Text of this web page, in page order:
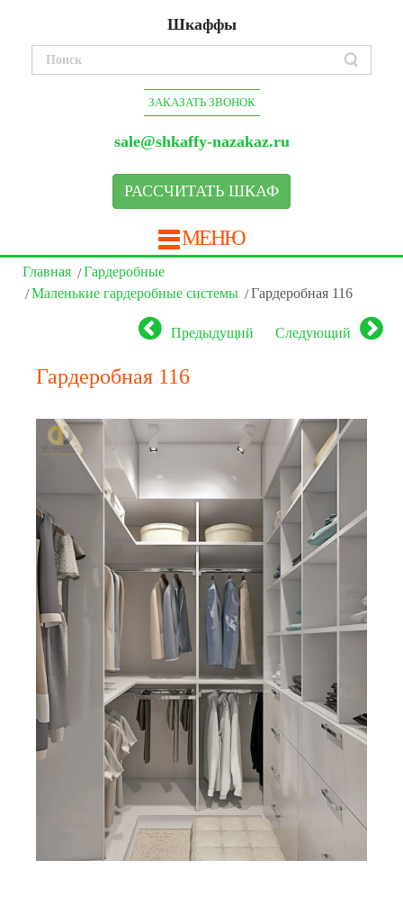
Шкаффы
ЗАКАЗАТЬ ЗВОНОК
sale@shkaffy-nazakaz.ru
РАССЧИТАТЬ ШКАФ
МЕНЮ
Главная
Гардеробные
Маленькие гардеробные системы
Гардеробная 116
Предыдущий Следующий
Гардеробная 116